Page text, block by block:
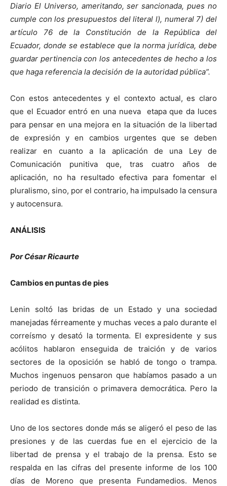
Diario El Universo, ameritando, ser sancionada, pues no
cumple con los presupuestos del literal l), numeral 7) del
artículo 76 de la Constitución de la República del
Ecuador, donde se establece que la norma jurídica, debe
guardar pertinencia con los antecedentes de hecho a los
que haga referencia la decisión de la autoridad pública”.
Con estos antecedentes y el contexto actual, es claro
que el Ecuador entró en una nueva etapa que da luces
para pensar en una mejora en la situación de la libertad
de expresión y en cambios urgentes que se deben
realizar en cuanto a la aplicación de una Ley de
Comunicación punitiva que, tras cuatro años de
aplicación, no ha resultado efectiva para fomentar el
pluralismo, sino, por el contrario, ha impulsado la censura
y autocensura.
ANÁLISIS
Por César Ricaurte
Cambios en puntas de pies
Lenin soltó las bridas de un Estado y una sociedad
manejadas férreamente y muchas veces a palo durante el
correísmo y desató la tormenta. El expresidente y sus
acólitos hablaron enseguida de traición y de varios
sectores de la oposición se habló de tongo o trampa.
Muchos ingenuos pensaron que habíamos pasado a un
periodo de transición o primavera democrática. Pero la
realidad es distinta.
Uno de los sectores donde más se aligeró el peso de las
presiones y de las cuerdas fue en el ejercicio de la
libertad de prensa y el trabajo de la prensa. Esto se
respalda en las cifras del presente informe de los 100
días de Moreno que presenta Fundamedios. Menos